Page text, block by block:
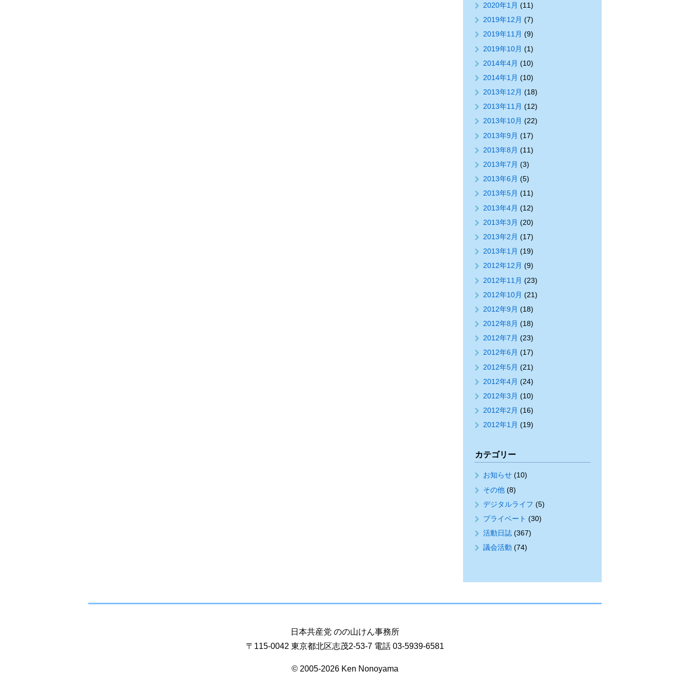
2020年1月 (11)
2019年12月 (7)
2019年11月 (9)
2019年10月 (1)
2014年4月 (10)
2014年1月 (10)
2013年12月 (18)
2013年11月 (12)
2013年10月 (22)
2013年9月 (17)
2013年8月 (11)
2013年7月 (3)
2013年6月 (5)
2013年5月 (11)
2013年4月 (12)
2013年3月 (20)
2013年2月 (17)
2013年1月 (19)
2012年12月 (9)
2012年11月 (23)
2012年10月 (21)
2012年9月 (18)
2012年8月 (18)
2012年7月 (23)
2012年6月 (17)
2012年5月 (21)
2012年4月 (24)
2012年3月 (10)
2012年2月 (16)
2012年1月 (19)
カテゴリー
お知らせ(10)
その他(8)
デジタルライフ (5)
プライベート (30)
活動日誌(367)
議会活動 (74)
日本共産党 のの山けん事務所
〒115-0042 東京都北区志茂2-53-7 電話 03-5939-6581
© 2005-2026 Ken Nonoyama